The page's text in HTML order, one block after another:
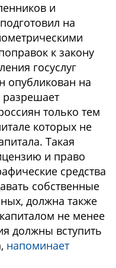
и
на
к закону
госуслуг
опубликован на
только тем
которых не
Такая
и право
средства
собственные
должна также
не менее
должны вступить
напоминает